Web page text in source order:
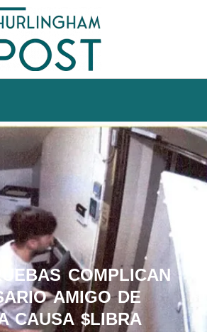
COMPLICAN
AMIGO DE
CAUSA $LIBRA